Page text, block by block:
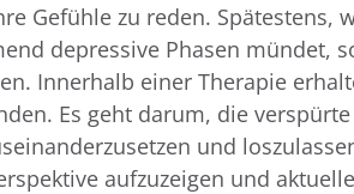
Gefühle zu reden. Spätestens,
depressive Phasen mündet,
Innerhalb einer Therapie
Es geht darum, die verspürte
und
aufzuzeigen und aktuelle